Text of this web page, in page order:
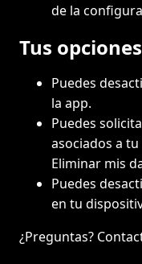
de la
Tus opciones
Puedes
la app.
Puedes
asociados a
Eliminar mis
Puedes
en tu
¿Preguntas?